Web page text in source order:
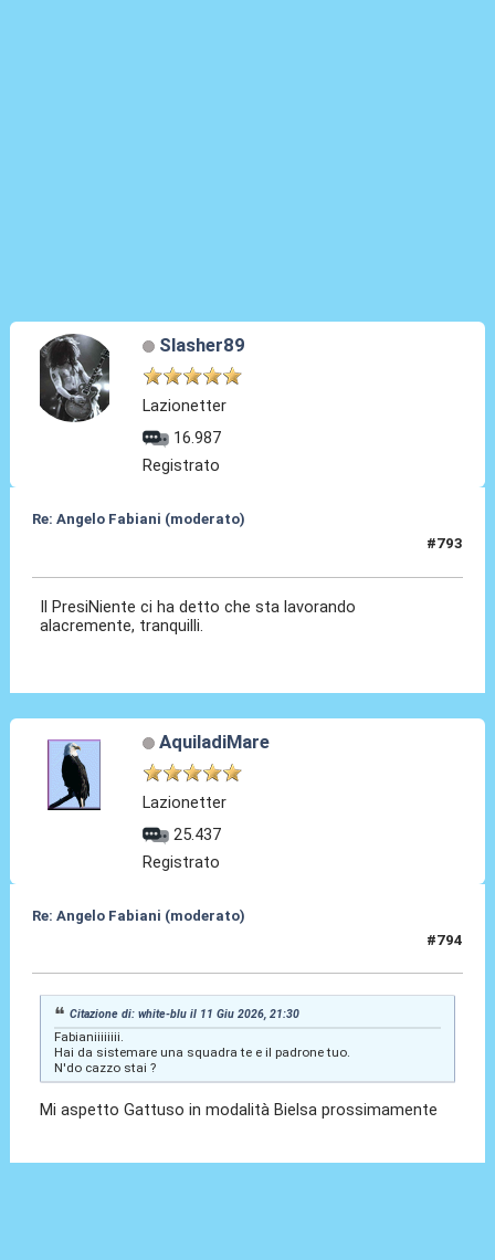
Slasher89
Lazionetter
16.987
Registrato
Re: Angelo Fabiani (moderato)
#793
Il PresiNiente ci ha detto che sta lavorando
alacremente, tranquilli.
AquiladiMare
Lazionetter
25.437
Registrato
Re: Angelo Fabiani (moderato)
#794
Citazione di: white-blu il 11 Giu 2026, 21:30
Fabianiiiiiiii.
Hai da sistemare una squadra te e il padrone tuo.
N'do cazzo stai ?
Mi aspetto Gattuso in modalità Bielsa prossimamente